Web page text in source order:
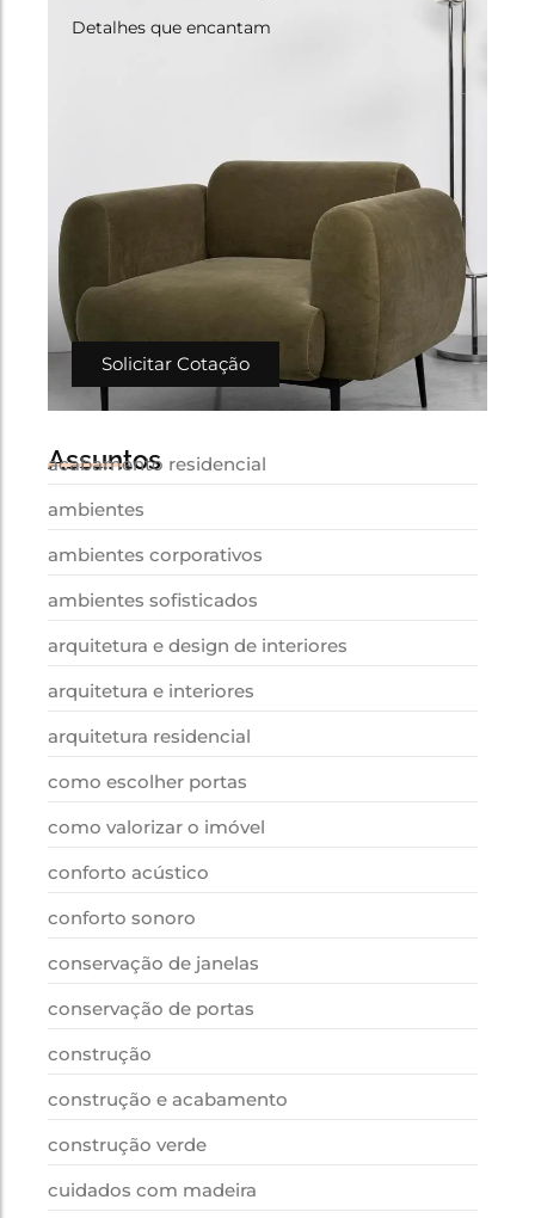
Detalhes que encantam
Solicitar Cotação
Assuntos
acabamento residencial
ambientes
ambientes corporativos
ambientes sofisticados
arquitetura e design de interiores
arquitetura e interiores
arquitetura residencial
como escolher portas
como valorizar o imóvel
conforto acústico
conforto sonoro
conservação de janelas
conservação de portas
construção
construção e acabamento
construção verde
cuidados com madeira